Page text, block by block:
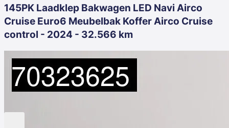
145PK Laadklep Bakwagen LED Navi Airco
Cruise Euro6 Meubelbak Koffer Airco Cruise
control - 2024 - 32.566 km